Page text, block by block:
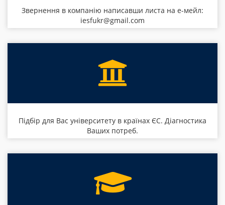
Звернення в компанію написавши листа на е-мейл:
iesfukr@gmail.com
Підбір для Вас університету в країнах ЄС. Діагностика
Ваших потреб.